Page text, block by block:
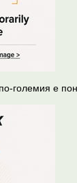
големия е